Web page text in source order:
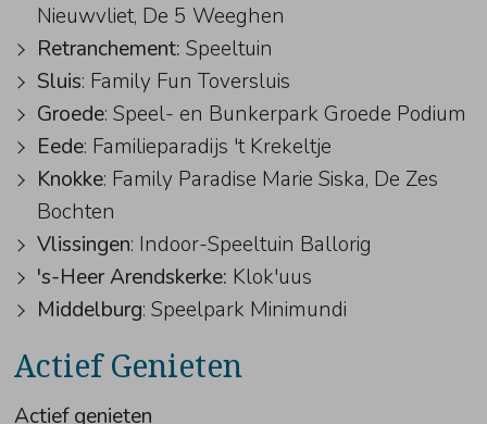
Nieuwvliet, De 5 Weeghen
Retranchement:Speeltuin
Sluis: Family Fun Toversluis
Groede: Speel- en Bunkerpark Groede Podium
Eede: Familieparadijs 't Krekeltje
Knokke: Family Paradise Marie Siska, De Zes
Bochten
Vlissingen: Indoor-Speeltuin Ballorig
's-Heer Arendskerke: Klok'uus
Middelburg: Speelpark Minimundi
Actief Genieten
Actief genieten